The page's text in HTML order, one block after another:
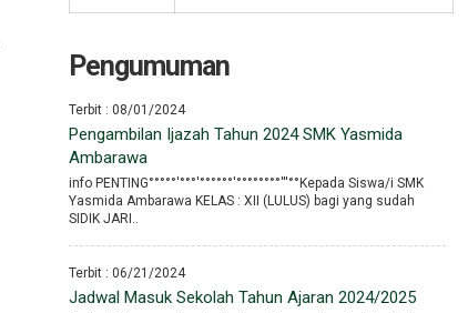
Pengumuman
Terbit : 08/01/2024
Pengambilan Ijazah Tahun 2024 SMK Yasmida
Ambarawa
info PENTING°°°°°′°°°′°°°°°°′°°°°°°°°′′′°°Kepada Siswa/i SMK
Yasmida Ambarawa KELAS : XII (LULUS) bagi yang sudah
SIDIK JARI..
Terbit : 06/21/2024
Jadwal Masuk Sekolah Tahun Ajaran 2024/2025